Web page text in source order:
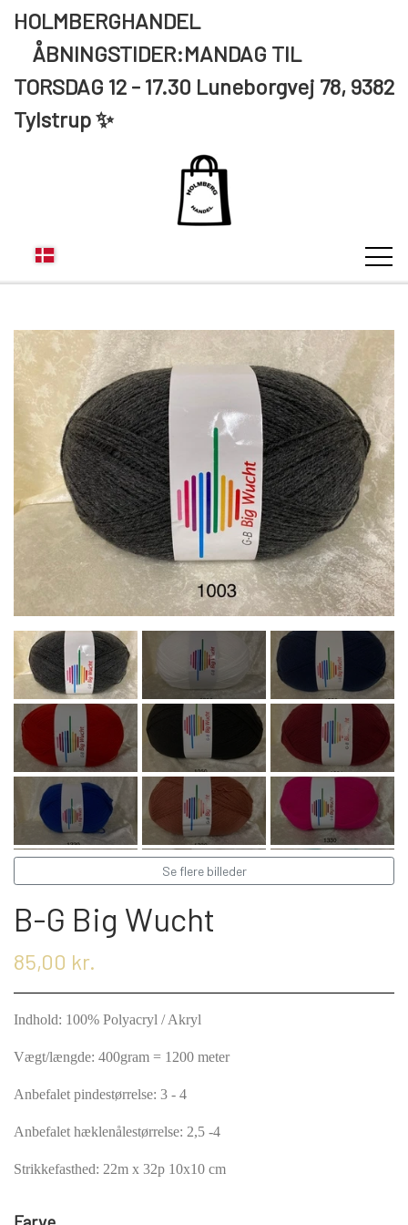
HOLMBERGHANDEL
ÅBNINGSTIDER:MANDAG TIL
TORSDAG 12 - 17.30 Luneborgvej 78, 9382
Tylstrup ✨
KUNDE LOGIN
OM OS
KONTAKT OS
MARKEDER
ARRANGEMENTER
OLIE
KATEGORIER
KRYDDERIER
KARRY KRYDDERIER
BAGEKRYDDERI/ KRYMMEL
VIKINGEGARN
MAYFLOWER
STRIKKE TILBEHØR
KNITPRO
OLIE
Se flere billeder
B-G Big Wucht
85,00 kr.
Indhold: 100% Polyacryl / Akryl
Vægt/længde: 400gram = 1200 meter
Anbefalet pindestørrelse: 3 - 4
Anbefalet hæklenålestørrelse: 2,5 -4
Strikkefasthed: 22m x 32p 10x10 cm